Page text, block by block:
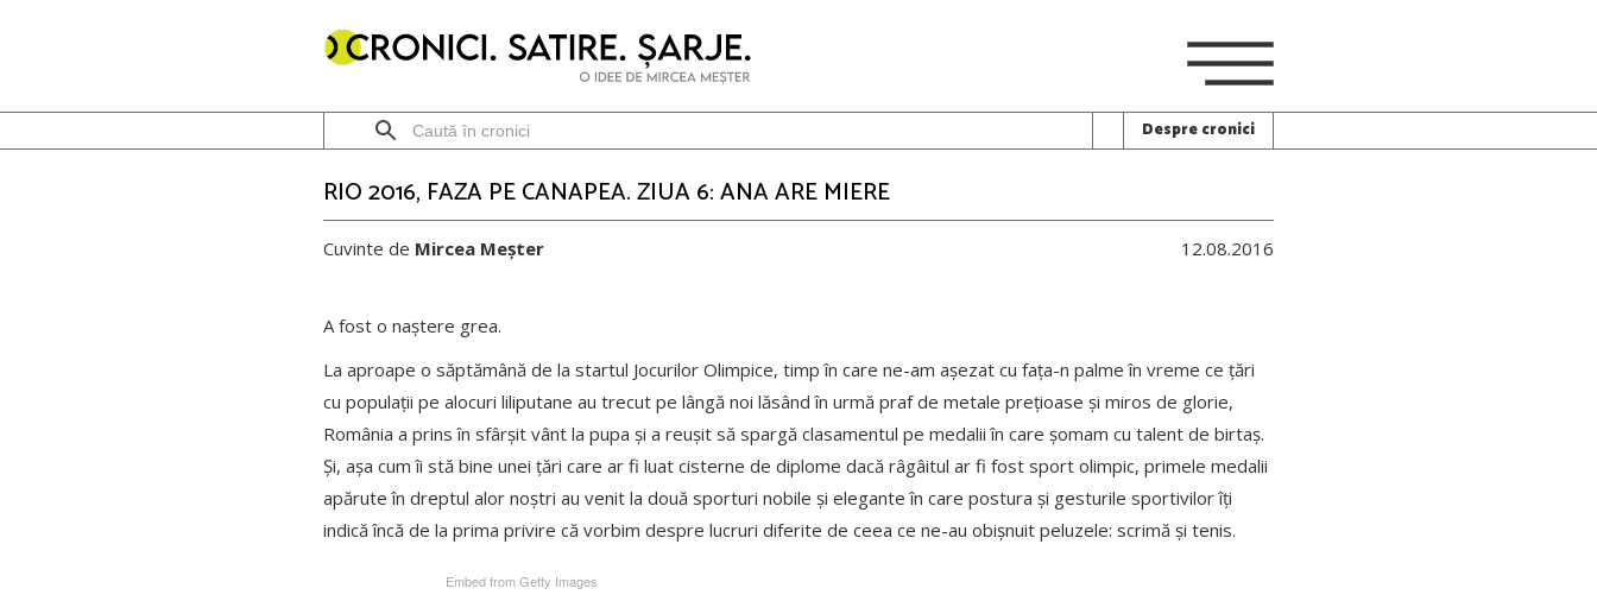
Despre cronici
RIO 2016, FAZA PE CANAPEA. ZIUA 6: ANA ARE MIERE
Cuvinte de Mircea Meșter 12.08.2016
A fost o naștere grea.
La aproape o săptămână de la startul Jocurilor Olimpice, timp în care ne-am așezat cu fața-n palme în vreme ce țări
cu populații pe alocuri liliputane au trecut pe lângă noi lăsând în urmă praf de metale prețioase și miros de glorie,
România a prins în sfârșit vânt la pupa și a reușit să spargă clasamentul pe medalii în care șomam cu talent de birtaș.
Și, așa cum îi stă bine unei țări care ar fi luat cisterne de diplome dacă râgâitul ar fi fost sport olimpic, primele medalii
apărute în dreptul alor noștri au venit la două sporturi nobile și elegante în care postura și gesturile sportivilor îți
indică încă de la prima privire că vorbim despre lucruri diferite de ceea ce ne-au obișnuit peluzele: scrimă și tenis.
Embed from Getty Images